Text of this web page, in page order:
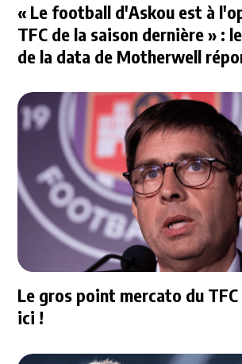
« Le football d'Askou est à
TFC de la saison dernière » :
de la data de Motherwell
Le gros point mercato du
ici !